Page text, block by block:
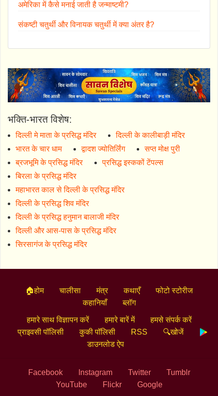
अमेरिका में कैसे मनाई जाती है जन्माष्टमी?
संकष्टी चतुर्थी और विनायक चतुर्थी में क्या अंतर है?
भक्ति-भारत विशेष:
दिल्ली मे माता के प्रसिद्ध मंदिर
दिल्ली के कालीबाड़ी मंदिर
भारत के चार धाम
द्वादश ज्योतिर्लिंग
सप्त मोक्ष पुरी
ब्रजभूमि के प्रसिद्ध मंदिर
प्रसिद्ध इस्ककों टेंपल्स
बिरला के प्रसिद्ध मंदिर
महाभारत काल से दिल्ली के प्रसिद्ध मंदिर
दिल्ली के प्रसिद्ध शिव मंदिर
दिल्ली के प्रसिद्ध हनुमान बालाजी मंदिर
दिल्ली और आस-पास के प्रसिद्ध मंदिर
सिरसागंज के प्रसिद्ध मंदिर
🏠होम चालीसा मंत्र कथाएँ
फोटो स्टोरीज
कहानियाँ
ब्लॉग
हमारे साथ विज्ञापन करें हमारे बारें में
हमसे संपर्क करें
प्राइवसी पॉलिसी
कुकी पॉलिसी RSS
🔍खोजें
डाउनलोड ऐप
Facebook Instagram Twitter
Tumblr
YouTube
Flickr Google